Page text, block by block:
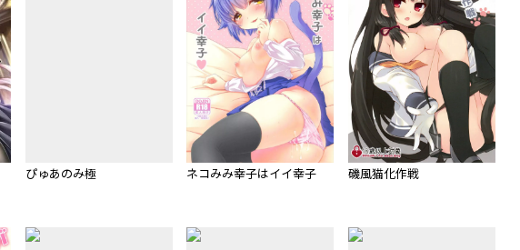
ぴゅあのみ極 ネコみみ幸子はイイ幸子 磯風猫化作戦